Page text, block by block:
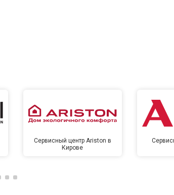
Сервисный центр Ariston в
Кирове